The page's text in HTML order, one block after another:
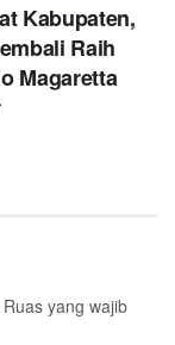
Kabupaten,
Raih
Magaretta
Ruas yang wajib